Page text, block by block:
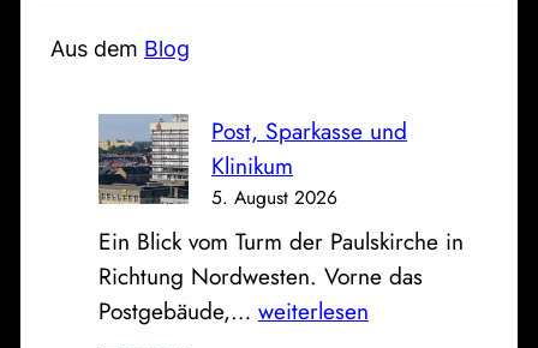
e
Aus dem Blog
Post, Sparkasse und
Klinikum
5. August 2026
Ein Blick vom Turm der Paulskirche in
Richtung Nordwesten. Vorne das
Postgebäude,… P
weiterlesen